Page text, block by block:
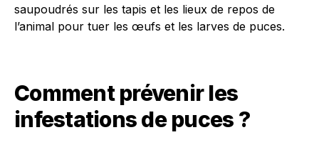
saupoudrés sur les tapis et les lieux de repos de
l’animal pour tuer les œufs et les larves de puces.
Comment prévenir les
infestations de puces ?